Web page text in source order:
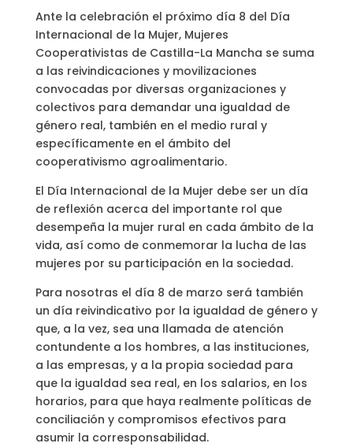
Ante la celebración el próximo día 8 del Día
Internacional de la Mujer, Mujeres
Cooperativistas de Castilla-La Mancha se suma
a las reivindicaciones y movilizaciones
convocadas por diversas organizaciones y
colectivos para demandar una igualdad de
género real, también en el medio rural y
específicamente en el ámbito del
cooperativismo agroalimentario.
El Día Internacional de la Mujer debe ser un día
de reflexión acerca del importante rol que
desempeña la mujer rural en cada ámbito de la
vida, así como de conmemorar la lucha de las
mujeres por su participación en la sociedad.
Para nosotras el día 8 de marzo será también
un día reivindicativo por la igualdad de género y
que, a la vez, sea una llamada de atención
contundente a los hombres, a las instituciones,
a las empresas, y a la propia sociedad para
que la igualdad sea real, en los salarios, en los
horarios, para que haya realmente políticas de
conciliación y compromisos efectivos para
asumir la corresponsabilidad.